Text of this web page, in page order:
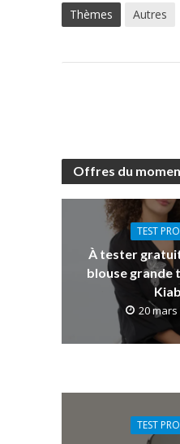
Thèmes Autres
Offres du
TEST
À tester
blouse grande
20 mars
TEST